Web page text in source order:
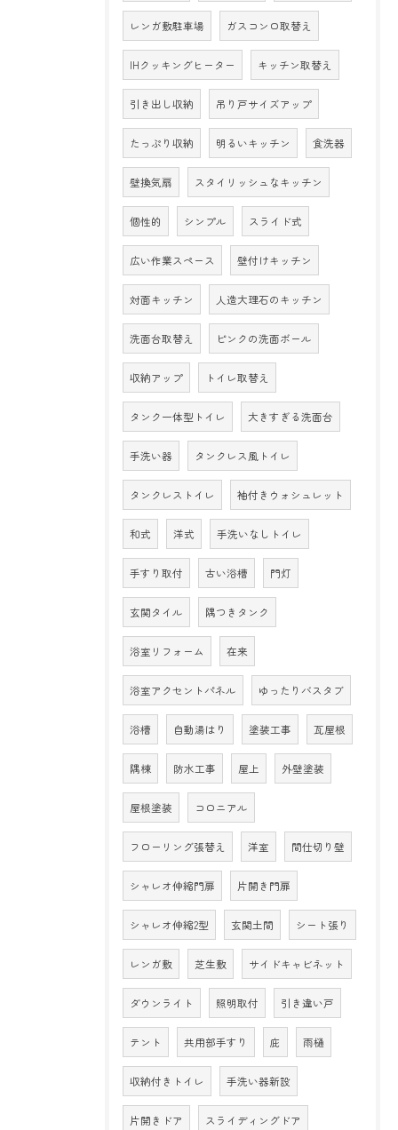
レンガ敷駐車場 ガスコンロ取替え
IHクッキングヒーター キッチン取替え
引き出し収納 吊り戸サイズアップ
たっぷり収納 明るいキッチン 食洗器
壁換気扇 スタイリッシュなキッチン
個性的 シンプル スライド式
広い作業スペース 壁付けキッチン
対面キッチン 人造大理石のキッチン
洗面台取替え ピンクの洗面ボール
収納アップ トイレ取替え
タンク一体型トイレ 大きすぎる洗面台
手洗い器 タンクレス風トイレ
タンクレストイレ 袖付きウォシュレット
和式 洋式 手洗いなしトイレ
手すり取付 古い浴槽 門灯
玄関タイル 隅つきタンク
浴室リフォーム 在来
浴室アクセントパネル ゆったりバスタブ
浴槽 自動湯はり 塗装工事 瓦屋根
隅棟 防水工事 屋上 外壁塗装
屋根塗装 コロニアル
フローリング張替え 洋室 間仕切り壁
シャレオ伸縮門扉 片開き門扉
シャレオ伸縮2型 玄関土間 シート張り
レンガ敷 芝生敷 サイドキャビネット
ダウンライト 照明取付 引き違い戸
テント 共用部手すり 庇 雨樋
収納付きトイレ 手洗い器新設
片開きドア スライディングドア